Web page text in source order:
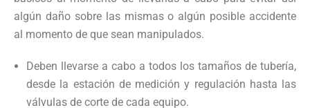
algún daño sobre las mismas o algún posible accidente
al momento de que sean manipulados.
Deben llevarse a cabo a todos los tamaños de tubería,
desde la estación de medición y regulación hasta las
válvulas de corte de cada equipo.